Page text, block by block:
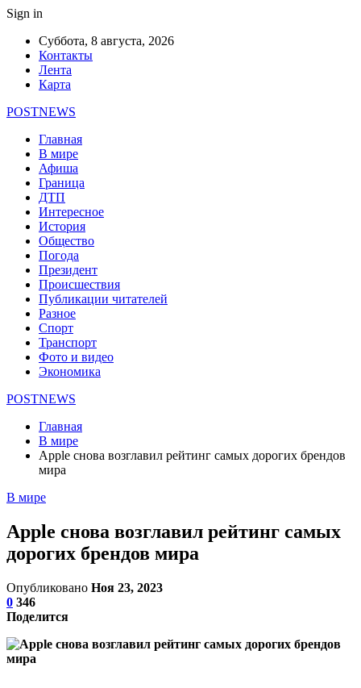
Sign in
Суббота, 8 августа, 2026
Контакты
Лента
Карта
POSTNEWS
Главная
В мире
Афиша
Граница
ДТП
Интересное
История
Общество
Погода
Президент
Происшествия
Публикации читателей
Разное
Спорт
Транспорт
Фото и видео
Экономика
POSTNEWS
Главная
В мире
Apple снова возглавил рейтинг самых дорогих брендов
мира
В мире
Apple снова возглавил рейтинг самых
дорогих брендов мира
Опубликовано Ноя 23, 2023
0 346
Поделится